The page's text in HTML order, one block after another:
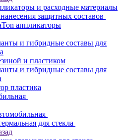
и расходные материалы
защитных составов
аппликаторы
и гибридные составы для
и пластиком
и гибридные составы для
пластика
для стекла